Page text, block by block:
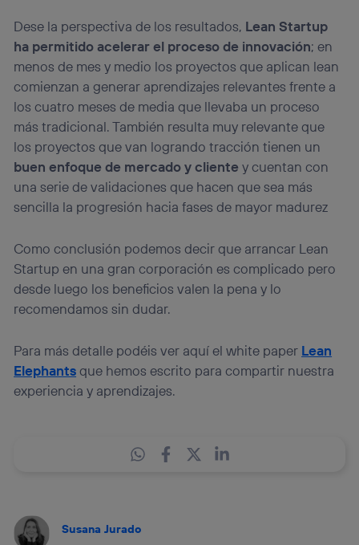
Dese la perspectiva de los resultados, Lean Startup
ha permitido acelerar el proceso de innovación; en
menos de mes y medio los proyectos que aplican lean
comienzan a generar aprendizajes relevantes frente a
los cuatro meses de media que llevaba un proceso
más tradicional. También resulta muy relevante que
los proyectos que van logrando tracción tienen un
buen enfoque de mercado y cliente y cuentan con
una serie de validaciones que hacen que sea más
sencilla la progresión hacia fases de mayor madurez
Como conclusión podemos decir que arrancar Lean
Startup en una gran corporación es complicado pero
desde luego los beneficios valen la pena y lo
recomendamos sin dudar.
Para más detalle podéis ver aquí el white paper Lean
Elephantsque hemos escrito para compartir nuestra
experiencia y aprendizajes.
Susana Jurado